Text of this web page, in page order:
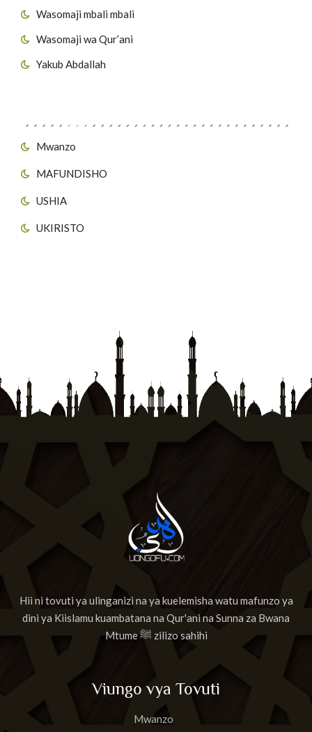
Wasomaji mbali mbali
Wasomaji wa Qur’ani
Yakub Abdallah
Mwanzo
MAFUNDISHO
USHIA
UKIRISTO
Hii ni tovuti ya ulinganizi na ya kuelemisha watu mafunzo ya
dini ya Kiislamu kuambatana na Qur'ani na Sunna za Bwana
Mtume ﷺ zilizo sahihi
Viungo vya Tovuti
Mwanzo